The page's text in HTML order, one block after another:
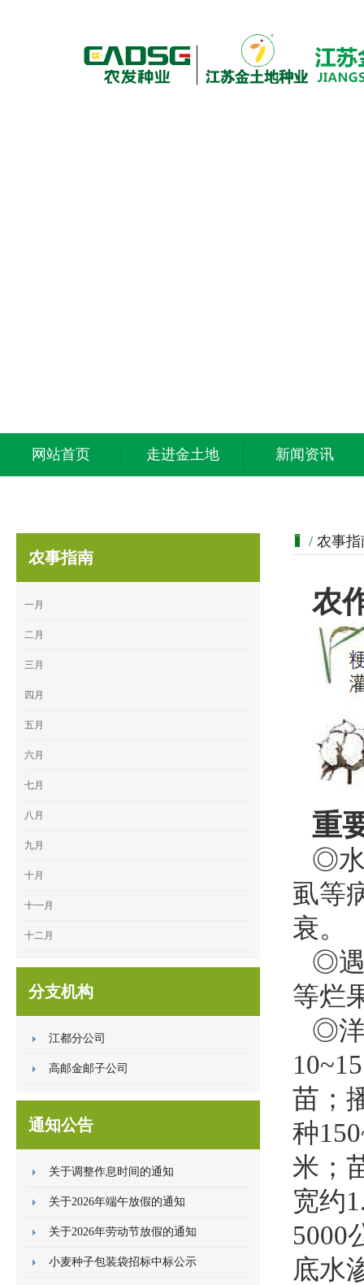
网站首页 走进金土地 新闻资讯
农事指南
一月
二月
三月
四月
五月
六月
七月
八月
九月
十月
十一月
十二月
分支机构
江都分公司
高邮金邮子公司
通知公告
关于调整作息时间的通知
关于2026年端午放假的通知
关于2026年劳动节放假的通知
小麦种子包装袋招标中标公示
/ 农事指
农
重
◎水
虱等
衰。
◎遇
等烂
◎洋
苗；
种
米；
宽约
5000
底水